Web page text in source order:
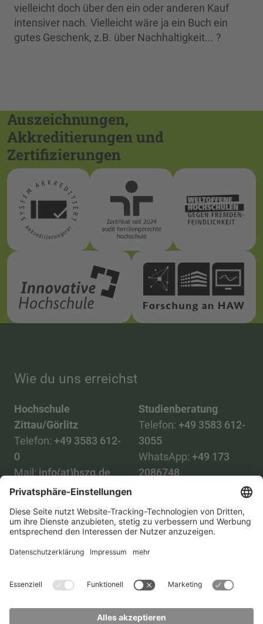
vielleicht doch über den ein oder anderen Kauf
intensiver nach. Vielleicht wäre ja ein Buch ein
gutes Geschenk, z.B. über Nachhaltigkeit... ?
Auszeichnungen,
Akkreditierungen und
Zertifizierungen
Wie du uns erreichst
Hochschule
Zittau/Görlitz
Telefon: +49 3583 612-
0
Mail: info(at)hszg.de
Studienberatung
Telefon: +49 3583 612-
3055
WhatsApp: +49 173
2086748
Alle StudiengängeDatenschutz
ImpressumBarrierefreiheitPresse